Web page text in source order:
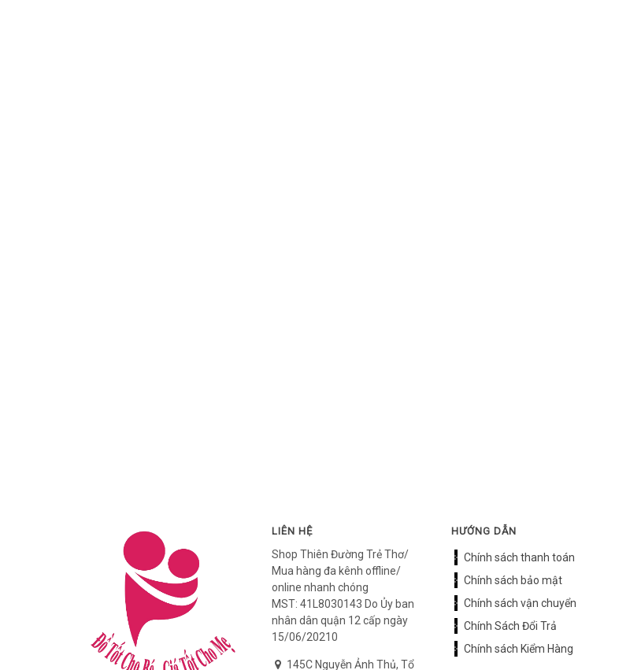
LIÊN HỆ
Shop Thiên Đường Trẻ Thơ/
Mua hàng đa kênh offline/
online nhanh chóng
MST: 41L8030143 Do Ủy ban
nhân dân quận 12 cấp ngày
15/06/20210
145C Nguyễn Ảnh Thủ, Tổ
HƯỚNG DẪN
Chính sách thanh toán
Chính sách bảo mật
Chính sách vận chuyển
Chính Sách Đổi Trả
Chính sách Kiểm Hàng